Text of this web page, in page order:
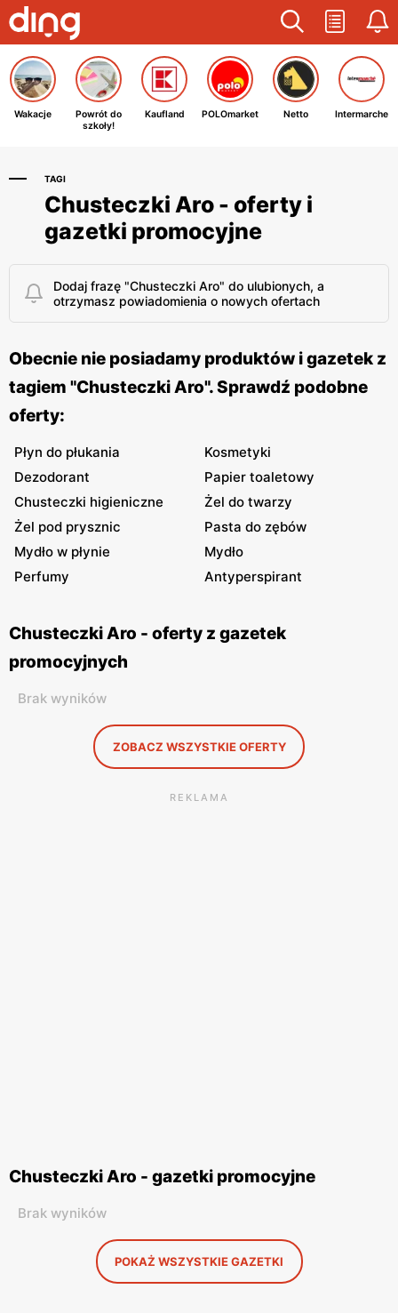
Wakacje
Powrót do
szkoły!
Kaufland POLOmarket Netto Intermarche
TAGI
Chusteczki Aro - oferty i
gazetki promocyjne
Dodaj frazę "Chusteczki Aro" do ulubionych, a
otrzymasz powiadomienia o nowych ofertach
Obecnie nie posiadamy produktów i gazetek z
tagiem "Chusteczki Aro". Sprawdź podobne
oferty:
Płyn do płukania
Kosmetyki
Dezodorant
Papier toaletowy
Chusteczki higieniczne
Żel do twarzy
Żel pod prysznic
Pasta do zębów
Mydło w płynie
Mydło
Perfumy
Antyperspirant
Chusteczki Aro - oferty z gazetek
promocyjnych
Brak wyników
ZOBACZ WSZYSTKIE OFERTY
REKLAMA
Chusteczki Aro - gazetki promocyjne
Brak wyników
POKAŻ WSZYSTKIE GAZETKI